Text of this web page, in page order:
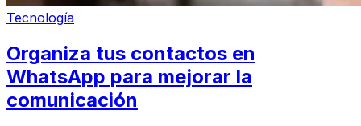
Tecnología
Organiza tus contactos en
WhatsApp para mejorar la
comunicación